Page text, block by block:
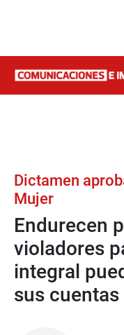
Dictamen
Mujer
Endurecen
violadores
integral
sus cuentas